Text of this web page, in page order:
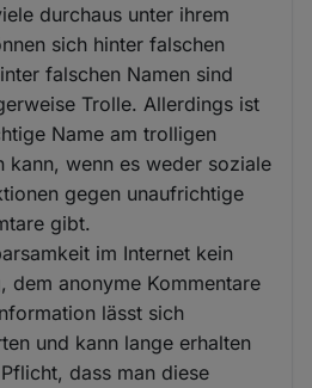
durchaus unter ihrem
sich hinter falschen
falschen Namen sind
Trolle. Allerdings ist
Name am trolligen
kann, wenn es weder soziale
gegen unaufrichtige
gibt.
im Internet kein
dem anonyme Kommentare
lässt sich
und kann lange erhalten
dass man diese